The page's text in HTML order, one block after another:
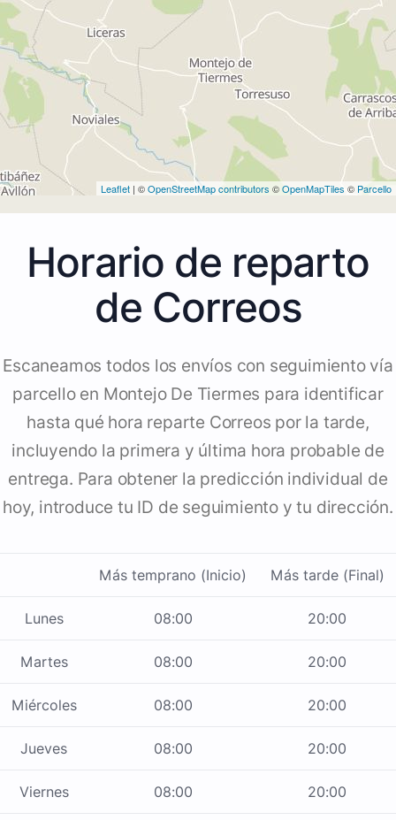
Leaflet | ©OpenStreetMap contributors ©OpenMapTiles © Parcello
Horario de reparto
de Correos
Escaneamos todos los envíos con seguimiento vía
parcello en Montejo De Tiermes para identificar
hasta qué hora reparte Correos por la tarde,
incluyendo la primera y última hora probable de
entrega. Para obtener la predicción individual de
hoy, introduce tu ID de seguimiento y tu dirección.
Más temprano (Inicio) Más tarde (Final)
Lunes 08:00 20:00
Martes 08:00 20:00
Miércoles 08:00 20:00
Jueves 08:00 20:00
Viernes 08:00 20:00